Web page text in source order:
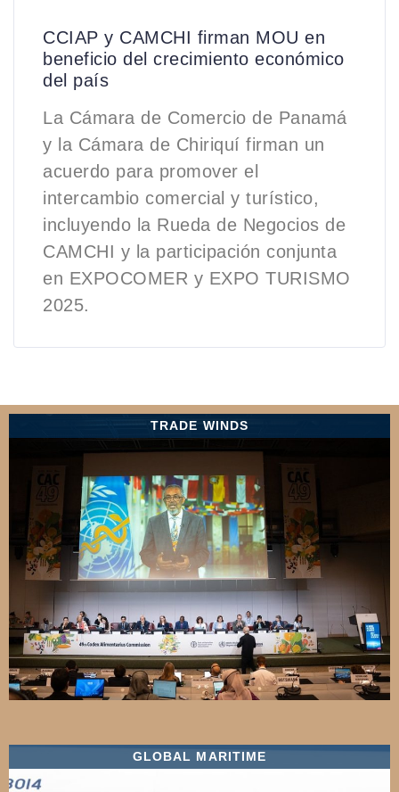
CCIAP y CAMCHI firman MOU en
beneficio del crecimiento económico
del país
La Cámara de Comercio de Panamá
y la Cámara de Chiriquí firman un
acuerdo para promover el
intercambio comercial y turístico,
incluyendo la Rueda de Negocios de
CAMCHI y la participación conjunta
en EXPOCOMER y EXPO TURISMO
2025.
TRADE WINDS
GLOBAL MARITIME